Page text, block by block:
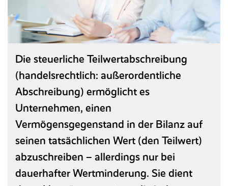
Entgeltabrechnung
Entgeltanalyse NEU
Baulohn
Reisekostenabrechnung
Zeitwirtschaft
KI-Assistent
ON PREMISE
Reisekosten­abrechnung
BPS Heuer­abrechnung
Karriere
Magazin
HANSALOG MEGA
Ticketsystem
Downloads & Links
Wissensdatenbank/FAQ
Glossar
Seminare und Schulungen
Messen
Die steuerliche Teilwertabschreibung
(handelsrechtlich: außerordentliche
Abschreibung) ermöglicht es
Unternehmen, einen
Vermögensgegenstand in der Bilanz auf
seinen tatsächlichen Wert (den Teilwert)
abzuschreiben – allerdings nur bei
dauerhafter Wertminderung. Sie dient